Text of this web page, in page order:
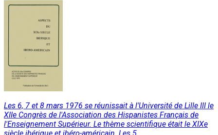
Les 6, 7 et 8 mars 1976 se réunissait à l'Université de Lille III le
XIIe Congrès de l'Association des Hispanistes Français de
l'Enseignement Supérieur. Le thème scientifique était le XIXe